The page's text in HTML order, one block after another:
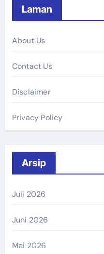
Laman
About Us
Contact Us
Disclaimer
Privacy Policy
Arsip
Juli 2026
Juni 2026
Mei 2026